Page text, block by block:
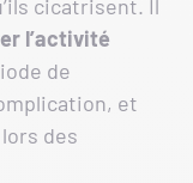
cicatrisent. Il
l’activité
de
et
des